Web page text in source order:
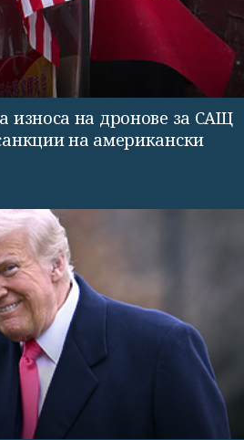
износа на дронове за САЩ
на американски